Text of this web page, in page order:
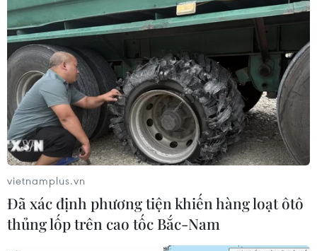
vietnamplus.vn
Đã xác định phương tiện khiến hàng loạt ôtô
thủng lốp trên cao tốc Bắc-Nam